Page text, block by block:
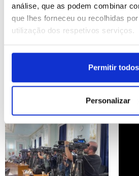
análise, que as podem combinar
que lhes forneceu ou recolhidas
utilização dos respetivos serviços.
Permitir todos
Personalizar
Putin afirma que "a
Date: 27/07/2026 18:06 ID: